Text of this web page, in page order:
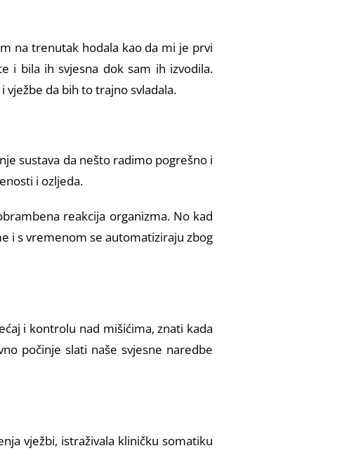
na trenutak hodala kao da mi je prvi
i bila ih svjesna dok sam ih izvodila.
vježbe da bih to trajno svladala.
sustava da nešto radimo pogrešno i
i ozljeda.
reakcija organizma. No kad
i s vremenom se automatiziraju zbog
i kontrolu nad mišićima, znati kada
počinje slati naše svjesne naredbe
vježbi, istraživala kliničku somatiku